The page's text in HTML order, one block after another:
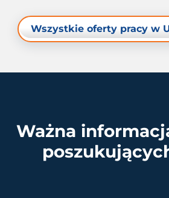
Wszystkie oferty pracy w
Ważna